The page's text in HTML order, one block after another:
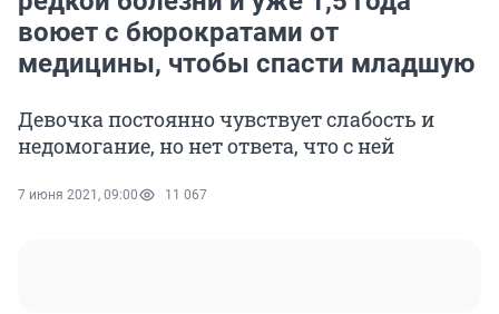
воюет с бюрократами от
медицины, чтобы спасти младшую
Девочка постоянно чувствует слабость и
недомогание, но нет ответа, что с ней
7 июня 2021, 09:00 11 067